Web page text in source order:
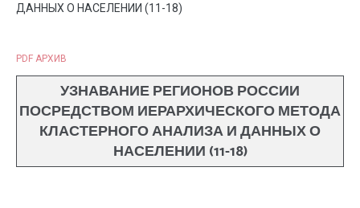
ДАННЫХ О НАСЕЛЕНИИ (11-18)
PDF АРХИВ
УЗНАВАНИЕ РЕГИОНОВ РОССИИ
ПОСРЕДСТВОМ ИЕРАРХИЧЕСКОГО МЕТОДА
КЛАСТЕРНОГО АНАЛИЗА И ДАННЫХ О
НАСЕЛЕНИИ (11-18)